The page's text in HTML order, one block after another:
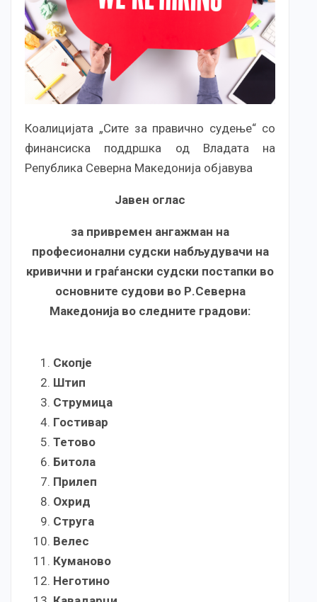
Коалицијата „Сите за правично судење“ со
финансиска поддршка од Владата на
Република Северна Македонија објавува
Јавен оглас
за привремен ангажман на
професионални судски набљудувачи на
кривични и граѓански судски постапки во
основните судови во Р.Северна
Македонија во следните градови:
Скопје
Штип
Струмица
Гостивар
Тетово
Битола
Прилеп
Охрид
Струга
Велес
Куманово
Неготино